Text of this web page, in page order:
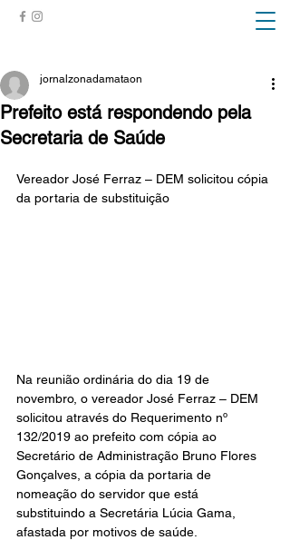
Prefeito está respondendo pela
Secretaria de Saúde
jornalzonadamataon
Vereador José Ferraz – DEM solicitou cópia
da portaria de substituição
Na reunião ordinária do dia 19 de
novembro, o vereador José Ferraz – DEM
solicitou através do Requerimento nº
132/2019 ao prefeito com cópia ao
Secretário de Administração Bruno Flores
Gonçalves, a cópia da portaria de
nomeação do servidor que está
substituindo a Secretária Lúcia Gama,
afastada por motivos de saúde.